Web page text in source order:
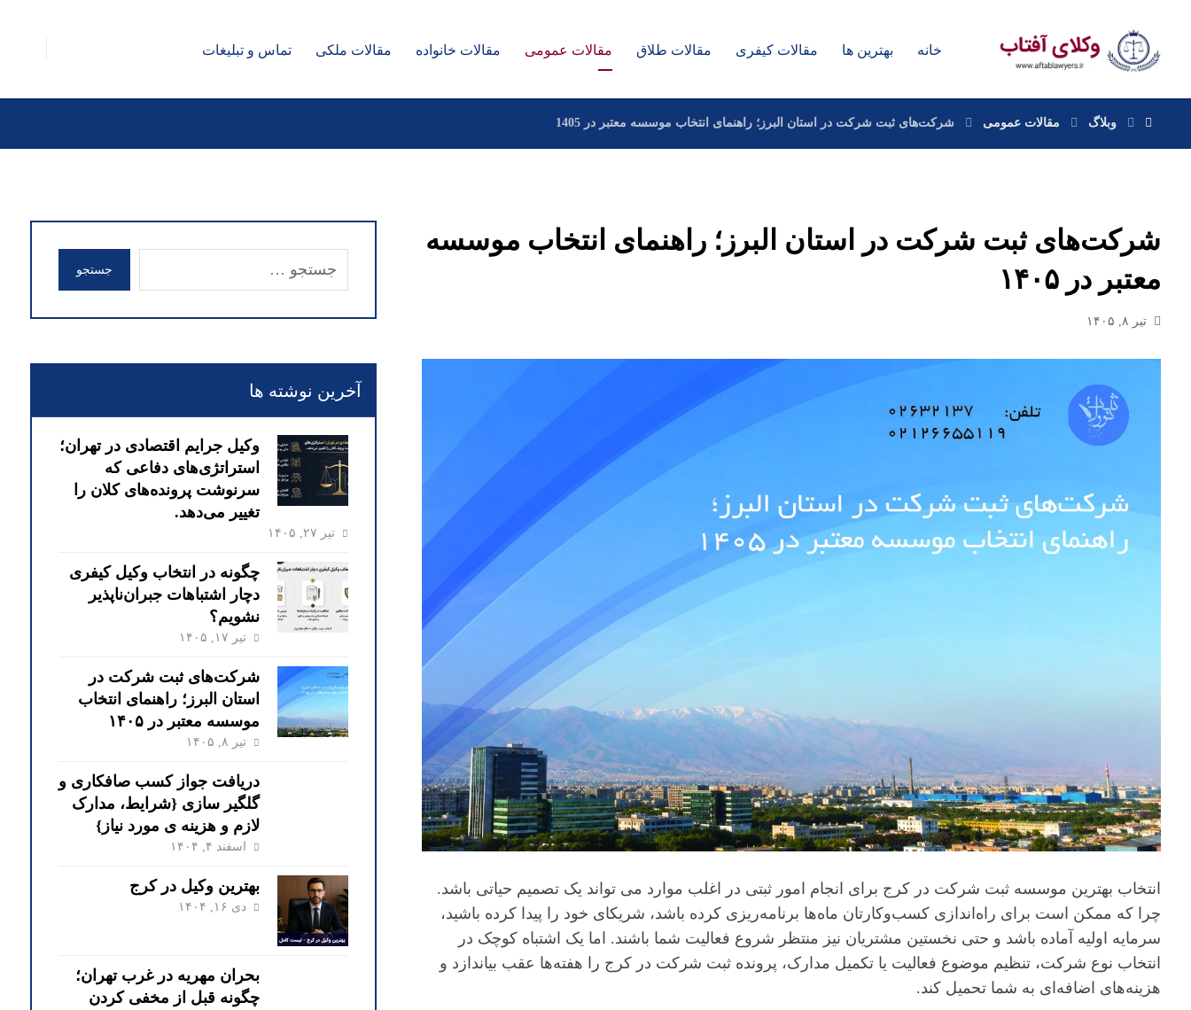
خانه بهترین ها مقالات کیفری مقالات طلاق مقالات عمومی مقالات خانواده مقالات ملکی تماس و تبلیغات
وبلاگ مقالات عمومی شرکت‌های ثبت شرکت در استان البرز؛ راهنمای انتخاب موسسه معتبر در 1405
شرکت‌های ثبت شرکت در استان البرز؛ راهنمای انتخاب موسسه
معتبر در ۱۴۰۵
تیر ۸, ۱۴۰۵
انتخاب بهترین موسسه ثبت شرکت در کرج برای انجام امور ثبتی در اغلب موارد می تواند یک تصمیم حیاتی باشد.
چرا که ممکن است برای راه‌اندازی کسب‌وکارتان ماه‌ها برنامه‌ریزی کرده باشد، شریکای خود را پیدا کرده باشید،
سرمایه اولیه آماده باشد و حتی نخستین مشتریان نیز منتظر شروع فعالیت شما باشند. اما یک اشتباه کوچک در
انتخاب نوع شرکت، تنظیم موضوع فعالیت یا تکمیل مدارک، پرونده ثبت شرکت در کرج را هفته‌ها عقب بیاندازد و
هزینه‌های اضافه‌ای به شما تحمیل کند.
جستجو
آخرین نوشته ها
وکیل جرایم اقتصادی در تهران؛
استراتژی‌های دفاعی که
سرنوشت پرونده‌های کلان را
تغییر می‌دهد.
تیر ۲۷, ۱۴۰۵
چگونه در انتخاب وکیل کیفری
دچار اشتباهات جبران‌ناپذیر
نشویم؟
تیر ۱۷, ۱۴۰۵
شرکت‌های ثبت شرکت در
استان البرز؛ راهنمای انتخاب
موسسه معتبر در ۱۴۰۵
تیر ۸, ۱۴۰۵
دریافت جواز کسب صافکاری و
گلگیر سازی {شرایط، مدارک
لازم و هزینه ی مورد نیاز}
اسفند ۴, ۱۴۰۴
بهترین وکیل در کرج
دی ۱۶, ۱۴۰۴
بحران مهریه در غرب تهران؛
چگونه قبل از مخفی کردن